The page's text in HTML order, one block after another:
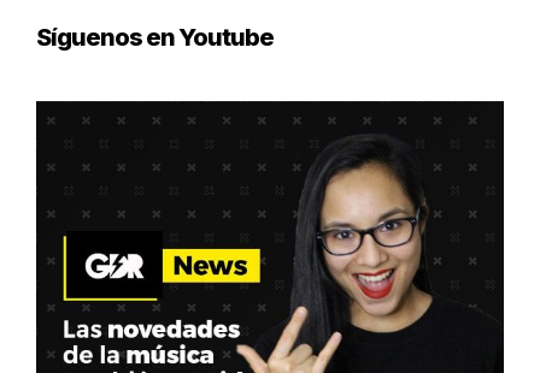
Síguenos en Youtube